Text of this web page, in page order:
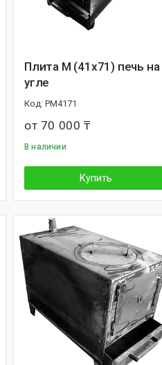
Плита М (41х71) печь на
угле
PM4171
от 70 000 ₸
В наличии
Купить